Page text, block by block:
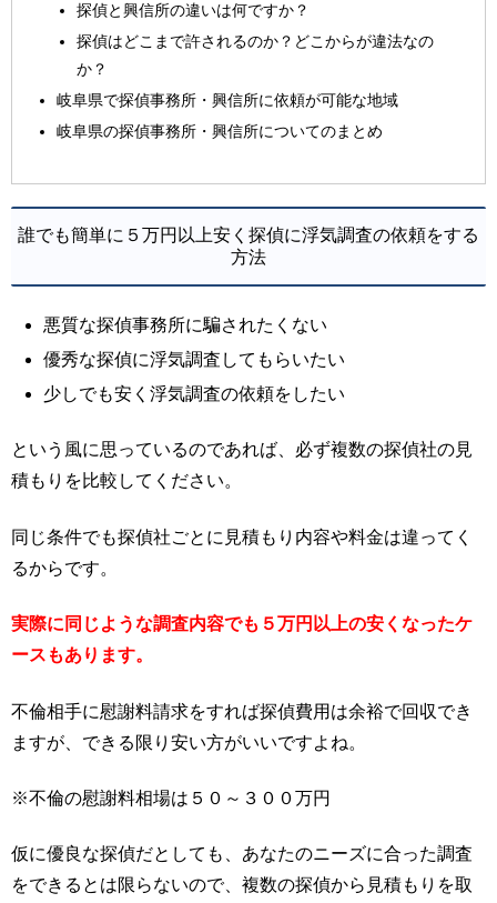
探偵と興信所の違いは何ですか？
探偵はどこまで許されるのか？どこからが違法なの
か？
岐阜県で探偵事務所・興信所に依頼が可能な地域
岐阜県の探偵事務所・興信所についてのまとめ
誰でも簡単に５万円以上安く探偵に浮気調査の依頼をする
方法
悪質な探偵事務所に騙されたくない
優秀な探偵に浮気調査してもらいたい
少しでも安く浮気調査の依頼をしたい
という風に思っているのであれば、必ず複数の探偵社の見
積もりを比較してください。
同じ条件でも探偵社ごとに見積もり内容や料金は違ってく
るからです。
実際に同じような調査内容でも５万円以上の安くなったケ
ースもあります。
不倫相手に慰謝料請求をすれば探偵費用は余裕で回収でき
ますが、できる限り安い方がいいですよね。
※不倫の慰謝料相場は５０～３００万円
仮に優良な探偵だとしても、あなたのニーズに合った調査
をできるとは限らないので、複数の探偵から見積もりを取